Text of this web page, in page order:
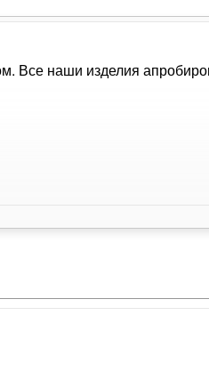
Все наши изделия